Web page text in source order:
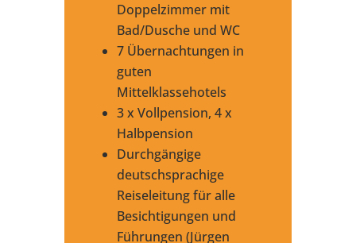
Doppelzimmer mit
Bad/Dusche und WC
7 Übernachtungen in
guten
Mittelklassehotels
3 x Vollpension, 4 x
Halbpension
Durchgängige
deutschsprachige
Reiseleitung für alle
Besichtigungen und
Führungen (Jürgen